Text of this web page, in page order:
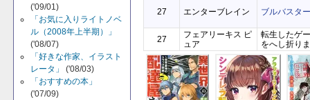
('09/01)
「お気に入りライトノベ
ル（2008年上半期）」
('08/07)
「好きな作家、イラスト
レータ」
('08/03)
「おすすめの本」
('07/09)
27 エンターブレイン ブルバスタ
27
フェアリーキス ピ
ュア
転生したゲ
をへし折り